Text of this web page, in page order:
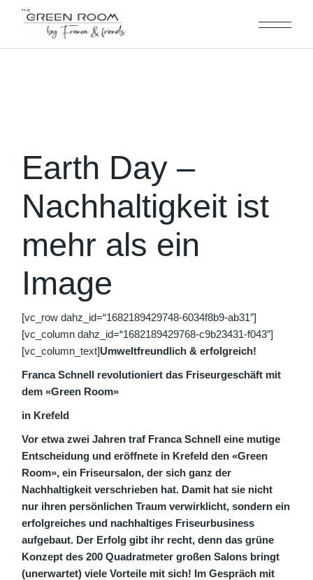
Earth Day –
Nachhaltigkeit ist
mehr als ein
Image
[vc_row dahz_id=“1682189429748-6034f8b9-ab31″]
[vc_column dahz_id=“1682189429768-c9b23431-f043″]
[vc_column_text]Umweltfreundlich & erfolgreich!
Franca Schnell revolutioniert das Friseurgeschäft mit
dem «Green Room»
in Krefeld
Vor etwa zwei Jahren traf Franca Schnell eine mutige
Entscheidung und eröffnete in Krefeld den «Green
Room», ein Friseursalon, der sich ganz der
Nachhaltigkeit verschrieben hat. Damit hat sie nicht
nur ihren persönlichen Traum verwirklicht, sondern ein
erfolgreiches und nachhaltiges Friseurbusiness
aufgebaut. Der Erfolg gibt ihr recht, denn das grüne
Konzept des 200 Quadratmeter großen Salons bringt
(unerwartet) viele Vorteile mit sich! Im Gespräch mit